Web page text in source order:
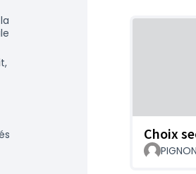
Choix
PIGNON